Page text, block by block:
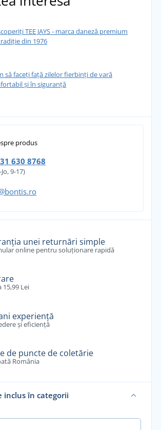
TEE JAYS - marca daneză premium
din 1976
să faceți față zilelor fierbinți de vară
și în siguranță
produs
31 630 8768
9-17)
unei returnări simple
online pentru soluționare rapidă
15,99 Lei
experiență
și eficiență
de puncte de coletărie
România
inclus în categorii